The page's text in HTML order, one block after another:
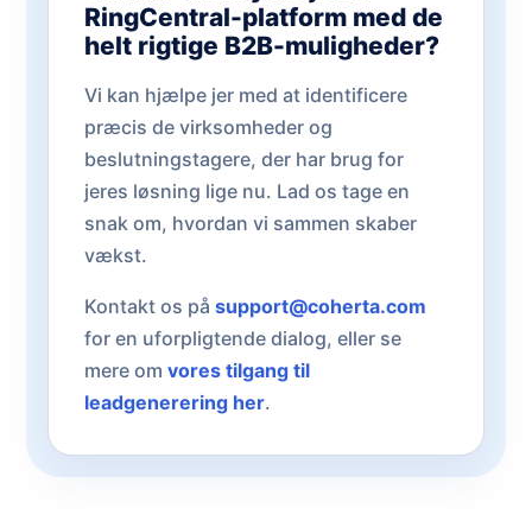
RingCentral-platform med de
helt rigtige B2B-muligheder?
Vi kan hjælpe jer med at identificere
præcis de virksomheder og
beslutningstagere, der har brug for
jeres løsning lige nu. Lad os tage en
snak om, hvordan vi sammen skaber
vækst.
Kontakt os på support@coherta.com
for en uforpligtende dialog, eller se
mere om vores tilgang til
leadgenerering her.